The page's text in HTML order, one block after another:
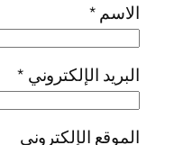
الاسم*
البريد الإلكتروني *
الموقع الإلكتروني